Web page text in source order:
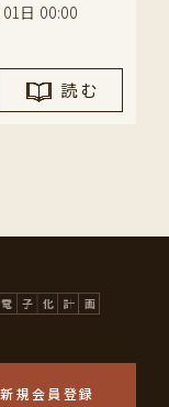
日 00:00
読 む
新規会員登録